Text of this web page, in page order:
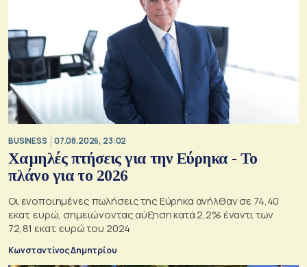
BUSINESS 07.08.2026, 23:02
Χαμηλές πτήσεις για την Εύρηκα - Το
πλάνο για το 2026
Οι ενοποιημένες πωλήσεις της Εύρηκα ανήλθαν σε 74,40
εκατ. ευρώ, σημειώνοντας αύξηση κατά 2,2% έναντι των
72,81 εκατ. ευρώ του 2024
Κωνσταντίνος Δημητρίου